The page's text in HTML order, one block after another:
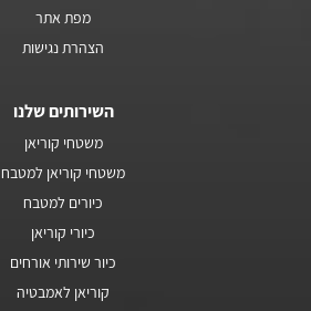
מפת אתר
הצהרת נגישות
השירותים שלנו
משטחי קוריאן
משטחי קוריאן למטבח
כיורים למטבח
כיורי קוריאן
כיור שירותי אורחים
קוריאן לאמבטיה